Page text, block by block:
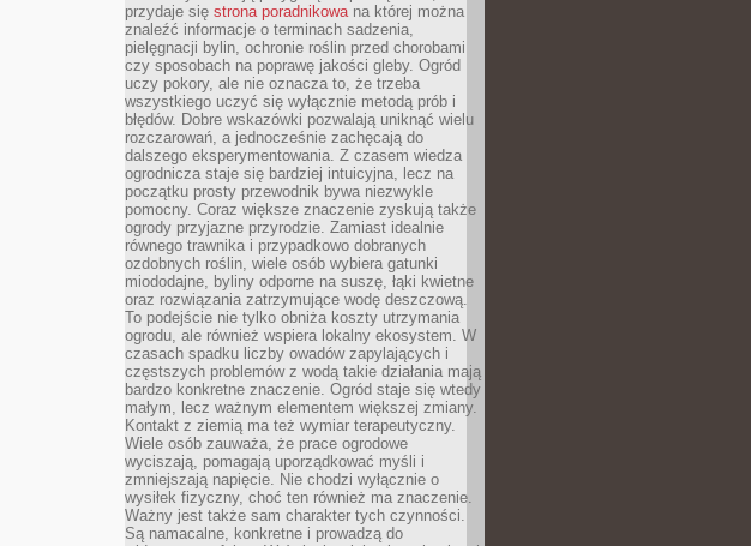
przydaje się strona poradnikowana której można
znaleźć informacje o terminach sadzenia,
pielęgnacji bylin, ochronie roślin przed chorobami
czy sposobach na poprawę jakości gleby. Ogród
uczy pokory, ale nie oznacza to, że trzeba
wszystkiego uczyć się wyłącznie metodą prób i
błędów. Dobre wskazówki pozwalają uniknąć wielu
rozczarowań, a jednocześnie zachęcają do
dalszego eksperymentowania. Z czasem wiedza
ogrodnicza staje się bardziej intuicyjna, lecz na
początku prosty przewodnik bywa niezwykle
pomocny. Coraz większe znaczenie zyskują także
ogrody przyjazne przyrodzie. Zamiast idealnie
równego trawnika i przypadkowo dobranych
ozdobnych roślin, wiele osób wybiera gatunki
miododajne, byliny odporne na suszę, łąki kwietne
oraz rozwiązania zatrzymujące wodę deszczową.
To podejście nie tylko obniża koszty utrzymania
ogrodu, ale również wspiera lokalny ekosystem. W
czasach spadku liczby owadów zapylających i
częstszych problemów z wodą takie działania mają
bardzo konkretne znaczenie. Ogród staje się wtedy
małym, lecz ważnym elementem większej zmiany.
Kontakt z ziemią ma też wymiar terapeutyczny.
Wiele osób zauważa, że prace ogrodowe
wyciszają, pomagają uporządkować myśli i
zmniejszają napięcie. Nie chodzi wyłącznie o
wysiłek fizyczny, choć ten również ma znaczenie.
Ważny jest także sam charakter tych czynności.
Są namacalne, konkretne i prowadzą do